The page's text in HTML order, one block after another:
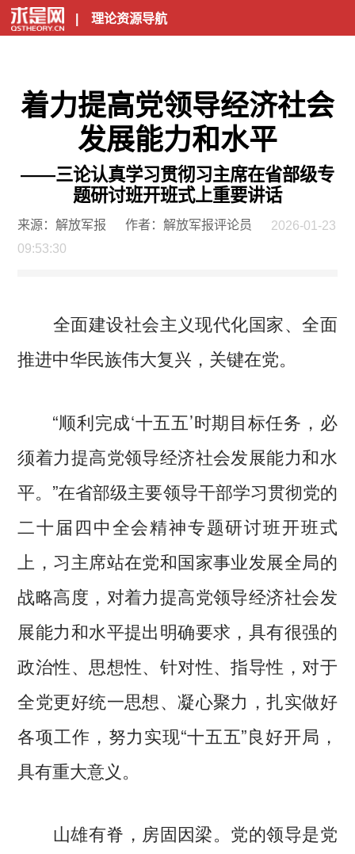
| 理论资源导航
着力提高党领导经济社会
发展能力和水平
——三论认真学习贯彻习主席在省部级专
题研讨班开班式上重要讲话
来源：解放军报 作者：解放军报评论员
2026-01-23
09:53:30
全面建设社会主义现代化国家、全面
推进中华民族伟大复兴，关键在党。
“顺利完成‘十五五’时期目标任务，必
须着力提高党领导经济社会发展能力和水
平。”在省部级主要领导干部学习贯彻党的
二十届四中全会精神专题研讨班开班式
上，习主席站在党和国家事业发展全局的
战略高度，对着力提高党领导经济社会发
展能力和水平提出明确要求，具有很强的
政治性、思想性、针对性、指导性，对于
全党更好统一思想、凝心聚力，扎实做好
各项工作，努力实现“十五五”良好开局，
具有重大意义。
山雄有脊，房固因梁。党的领导是党